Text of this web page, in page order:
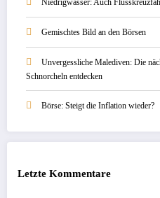
Gemischtes Bild an den Börsen
Unvergessliche Malediven: Die
Schnorcheln entdecken
Börse: Steigt die Inflation wieder?
Letzte Kommentare